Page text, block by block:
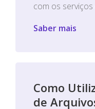
com os serviços
Saber mais
Como
de